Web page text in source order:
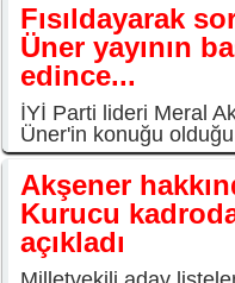
Fısıldayarak
Üner yayının
edince...
İYİ Parti lideri Meral
Üner'in konuğu olduğu
Akşener
Kurucu
açıkladı